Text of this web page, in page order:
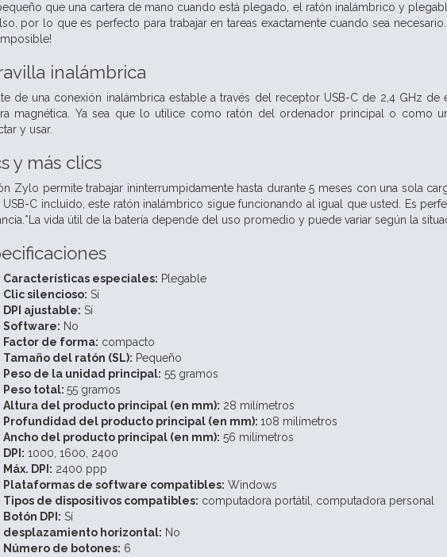
que una cartera de mano cuando está plegado, el ratón inalámbrico y
por lo que es perfecto para trabajar en tareas exactamente cuando sea
inalámbrica
de una conexión inalámbrica estable a través del receptor USB-C de 2,4 GHz
magnética. Ya sea que lo utilice como ratón del ordenador principal o como
y usar.
y más clics
Zylo permite trabajar ininterrumpidamente hasta durante 5 meses con una sola
USB-C incluido, este ratón inalámbrico sigue funcionando al igual que usted. Es
vida útil de la batería depende del uso promedio y puede variar según la
Características especiales: Plegable
Clic silencioso: Sí
DPI ajustable: Sí
Software: No
Factor de forma: compacto
Tamaño del ratón (SL): Pequeño
Peso de la unidad principal: 55 gramos
Peso total: 55 gramos
Altura del producto principal (en mm): 28 milímetros
Profundidad del producto principal (en mm): 108 milímetros
Ancho del producto principal (en mm): 56 milímetros
DPI: 1000, 1600, 2400
Máx. DPI: 2400 ppp
Plataformas de software compatibles: Windows
Tipos de dispositivos compatibles: computadora portátil, computadora personal
Botón DPI: Sí
desplazamiento horizontal: No
Número de botones: 6